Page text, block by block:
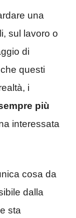
una
sul lavoro o
di
questi
i
più
interessata
cosa da
dalla
sta